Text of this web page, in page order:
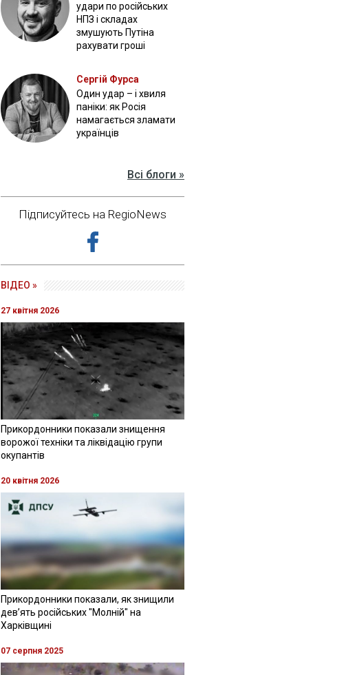
удари по російських
НПЗ і складах
змушують Путіна
рахувати гроші
Сергій Фурса
Один удар – і хвиля
паніки: як Росія
намагається зламати
українців
Всі блоги »
Підписуйтесь на RegioNews
ВІДЕО »
27 квітня 2026
Прикордонники показали знищення
ворожої техніки та ліквідацію групи
окупантів
20 квітня 2026
Прикордонники показали, як знищили
девʼять російських "Молній" на
Харківщині
07 серпня 2025